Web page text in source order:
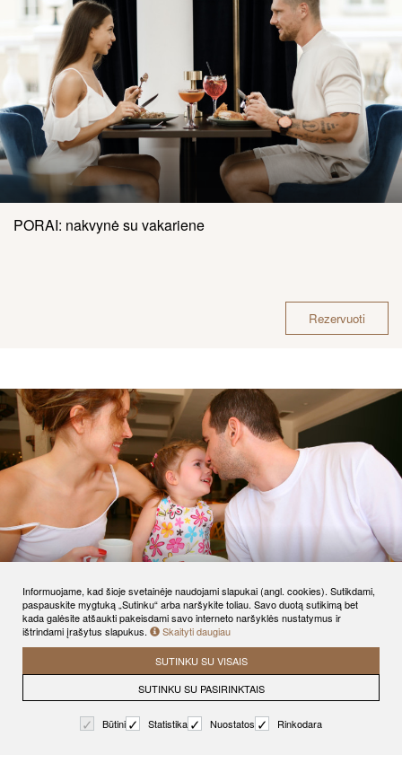
PORAI: nakvynė su vakariene
Rezervuoti
ŠEIMAI: nakvynė su pietumis arba vakariene
Rezervuoti
Informuojame, kad šioje svetainėje naudojami slapukai (angl. cookies). Sutikdami,
paspauskite mygtuką „Sutinku“ arba naršykite toliau. Savo duotą sutikimą bet
kada galėsite atšaukti pakeisdami savo interneto naršyklės nustatymus ir
ištrindami įrašytus slapukus.
Skaityti daugiau
SUTINKU SU VISAIS
SUTINKU SU PASIRINKTAIS
Būtini Statistika Nuostatos Rinkodara